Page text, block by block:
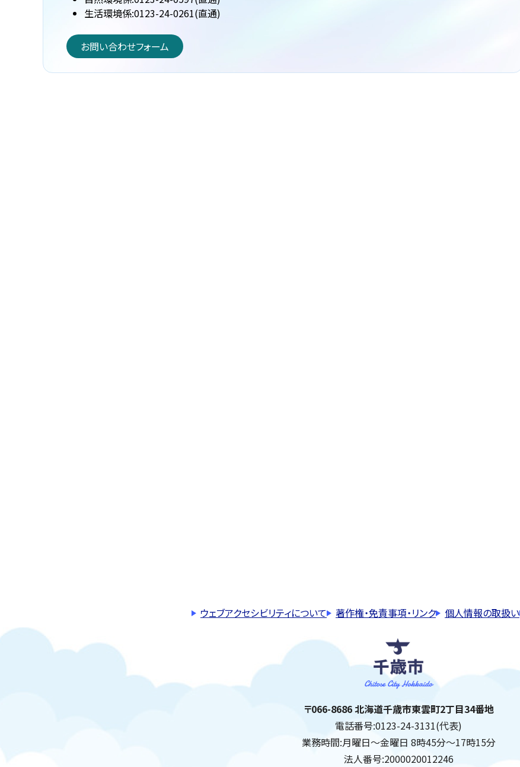
生活環境係:0123-24-0261(直通)
お問い合わせフォーム
ウェブアクセシビリティについて 著作権・免責事項・リンク 個人情報の取扱い
千歳市
住所:
〒066-8686 北海道千歳市東雲町2丁目34番地
電話番号:0123-24-3131(代表)
業務時間:月曜日～金曜日 8時45分～17時15分
法人番号:2000020012246